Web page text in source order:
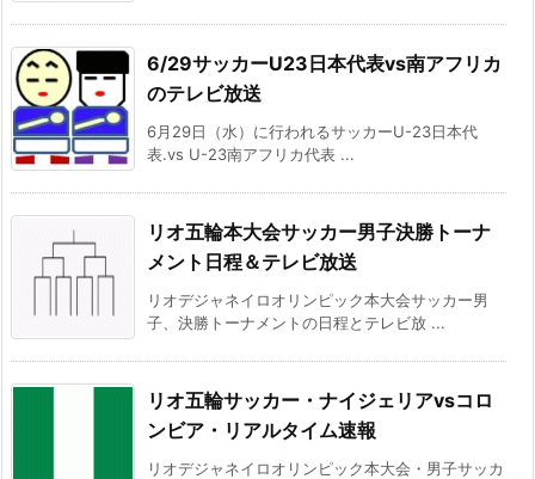
6/29サッカーU23日本代表vs南アフリカ
のテレビ放送
6月29日（水）に行われるサッカーU-23日本代
表.vs U-23南アフリカ代表 ...
リオ五輪本大会サッカー男子決勝トーナ
メント日程＆テレビ放送
リオデジャネイロオリンピック本大会サッカー男
子、決勝トーナメントの日程とテレビ放 ...
リオ五輪サッカー・ナイジェリアvsコロ
ンビア・リアルタイム速報
リオデジャネイロオリンピック本大会・男子サッカ